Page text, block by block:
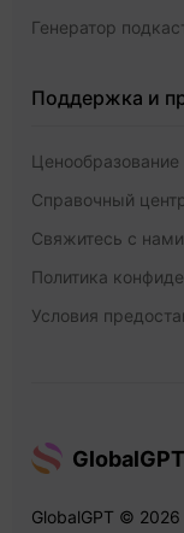
Генератор
Поддержка и
Ценообразование
Справочный
Свяжитесь с нами
Политика
Условия
GlobalGPT
GlobalGPT ©